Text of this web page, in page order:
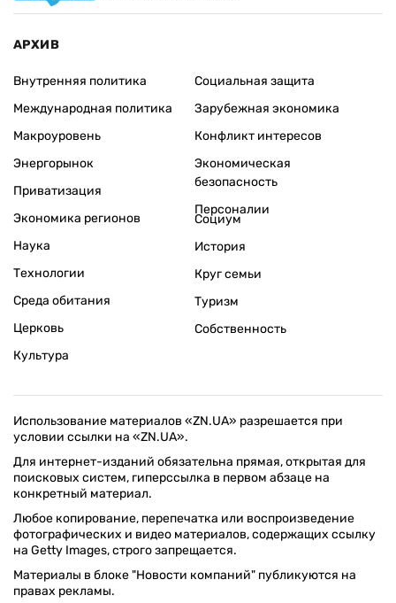
АРХИВ
Внутренняя политика
Международная политика
Макроуровень
Энергорынок
Приватизация
Экономика регионов
Социальная защита
Зарубежная экономика
Конфликт интересов
Экономическая
безопасность
Персоналии
Наука
Технологии
Среда обитания
Церковь
Культура
Социум
История
Круг семьи
Туризм
Собственность
Использование материалов «ZN.UA» разрешается при
условии ссылки на «ZN.UA».
Для интернет-изданий обязательна прямая, открытая для
поисковых систем, гиперссылка в первом абзаце на
конкретный материал.
Любое копирование, перепечатка или воспроизведение
фотографических и видео материалов, содержащих ссылку
на Getty Images, строго запрещается.
Материалы в блоке "Новости компаний" публикуются на
правах рекламы.